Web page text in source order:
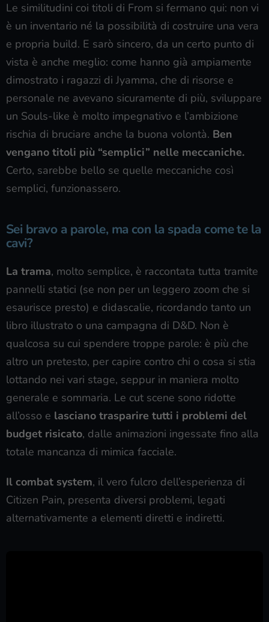
Le similitudini coi titoli di From si fermano qui: non vi
è un inventario né la possibilità di costruire una vera
e propria build. E sarò sincero, da un certo punto di
vista è anche meglio: come hanno già ampiamente
dimostrato i ragazzi di Jyamma, che di risorse e
personale ne avevano sicuramente di più, sviluppare
un Souls-like è molto impegnativo e l’ambizione
rischia di bruciare anche la buona volontà. Ben
vengano titoli più “semplici” nelle meccaniche.
Certo, sarebbe bello se quelle meccaniche così
semplici, funzionassero.
Sei bravo a parole, ma con la spada come te la
cavi?
La trama, molto semplice, è raccontata tutta tramite
pannelli statici (se non per un leggero zoom che si
esaurisce presto) e didascalie, ricordando tanto un
libro illustrato o una campagna di D&D. Non è
qualcosa su cui spendere troppe parole: è più che
altro un pretesto, per capire contro chi o cosa si stia
lottando nei vari stage, seppur in maniera molto
generale e sommaria. Le cut scene sono ridotte
all’osso e lasciano trasparire tutti i problemi del
budget risicato, dalle animazioni ingessate fino alla
totale mancanza di mimica facciale.
Il combat system, il vero fulcro dell’esperienza di
Citizen Pain, presenta diversi problemi, legati
alternativamente a elementi diretti e indiretti.